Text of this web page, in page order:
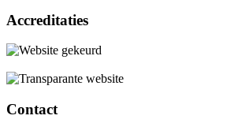
Accreditaties
Contact